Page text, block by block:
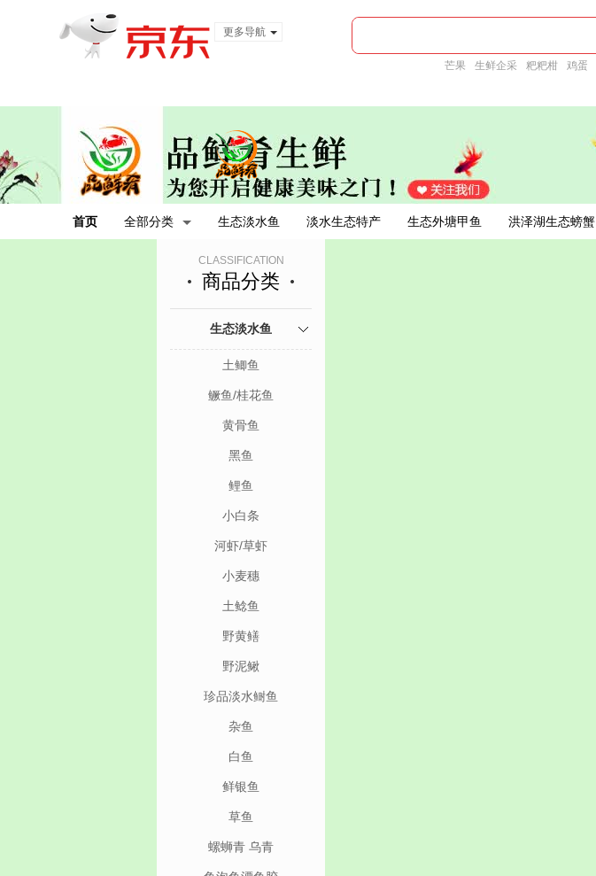
更多导航
芒果 生鲜企采 粑粑柑 鸡蛋
首页 全部分类 生态淡水鱼 淡水生态特产 生态外塘甲鱼 洪泽湖生态螃蟹
CLASSIFICATION
商品分类
生态淡水鱼
土鲫鱼
鳜鱼/桂花鱼
黄骨鱼
黑鱼
鲤鱼
小白条
河虾/草虾
小麦穗
土鲶鱼
野黄鳝
野泥鳅
珍品淡水鲥鱼
杂鱼
白鱼
鲜银鱼
草鱼
螺蛳青 乌青